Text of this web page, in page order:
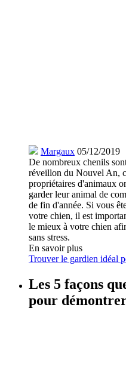
Margaux 05/12/2019
De nombreux chenils
réveillon du Nouvel An,
propriétaires d'animaux
garder leur animal de
de fin d'année. Si vous
votre chien, il est
le mieux à votre chien
sans stress.
En savoir plus
Trouver le gardien idéal
Les 5 façons
pour